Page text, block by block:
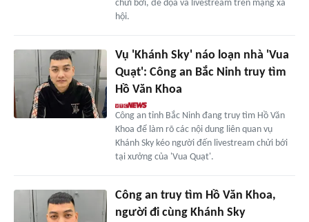
chửi bới, đe dọa và livestream trên mạng xã
hội.
Vụ 'Khánh Sky' náo loạn nhà 'Vua
Quạt': Công an Bắc Ninh truy tìm
Hồ Văn Khoa
Công an tỉnh Bắc Ninh đang truy tìm Hồ Văn
Khoa để làm rõ các nội dung liên quan vụ
Khánh Sky kéo người đến livestream chửi bới
tại xưởng của 'Vua Quạt'.
Công an truy tìm Hồ Văn Khoa,
người đi cùng Khánh Sky